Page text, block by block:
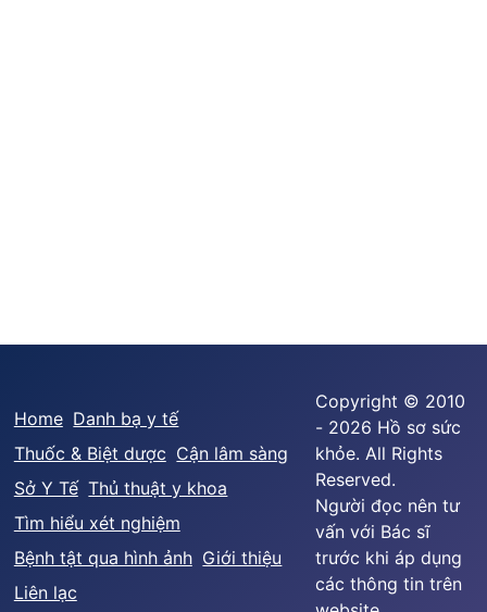
Home Danh bạ y tế
Thuốc & Biệt dược Cận lâm sàng
Sở Y Tế Thủ thuật y khoa
Tìm hiểu xét nghiệm
Bệnh tật qua hình ảnh Giới thiệu
Liên lạc
Copyright © 2010
- 2026 Hồ sơ sức
khỏe. All Rights
Reserved.
Người đọc nên tư
vấn với Bác sĩ
trước khi áp dụng
các thông tin trên